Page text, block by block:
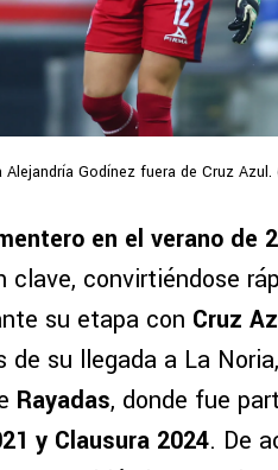
Alejandría Godínez fuera de Cruz Azul.
en el verano de
clave, convirtiéndose
su etapa con Cruz
su llegada a La
Rayadas, donde fue
y Clausura 2024. De